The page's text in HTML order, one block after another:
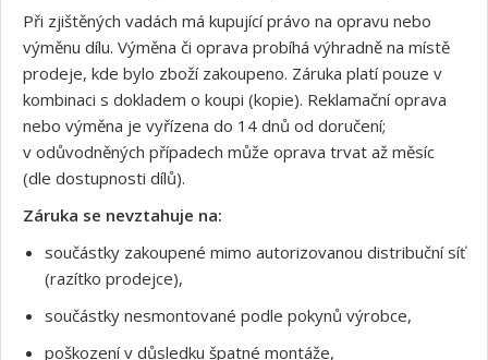
Při zjištěných vadách má kupující právo na opravu nebo
výměnu dílu. Výměna či oprava probíhá výhradně na místě
prodeje, kde bylo zboží zakoupeno. Záruka platí pouze v
kombinaci s dokladem o koupi (kopie). Reklamační oprava
nebo výměna je vyřízena do 14 dnů od doručení;
v odůvodněných případech může oprava trvat až měsíc
(dle dostupnosti dílů).
Záruka se nevztahuje na:
součástky zakoupené mimo autorizovanou distribuční síť
(razítko prodejce),
součástky nesmontované podle pokynů výrobce,
poškození v důsledku špatné montáže,